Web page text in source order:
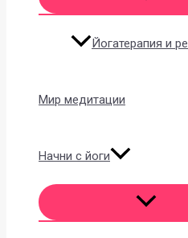
Йогатерапия и
Мир медитации
Начни с йоги